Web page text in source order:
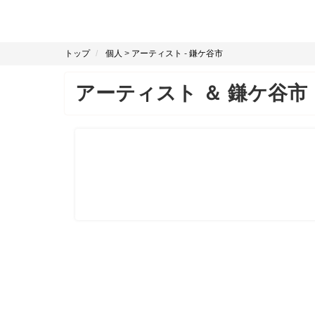
トップ 個人 > アーティスト - 鎌ケ谷市
アーティスト ＆ 鎌ケ谷市